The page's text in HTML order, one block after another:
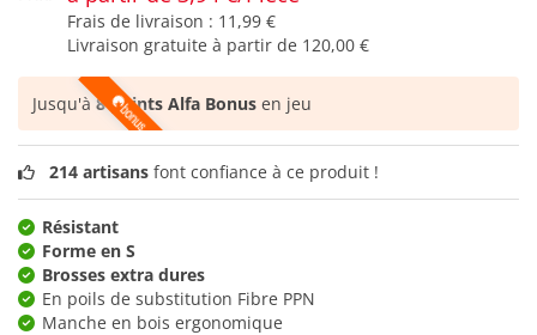
Frais de livraison : 11,99 €
Livraison gratuite à partir de 120,00 €
Jusqu'à8 points Alfa Bonus en jeu
214 artisans font confiance à ce produit !
Résistant
Forme en S
Brosses extra dures
En poils de substitution Fibre PPN
Manche en bois ergonomique